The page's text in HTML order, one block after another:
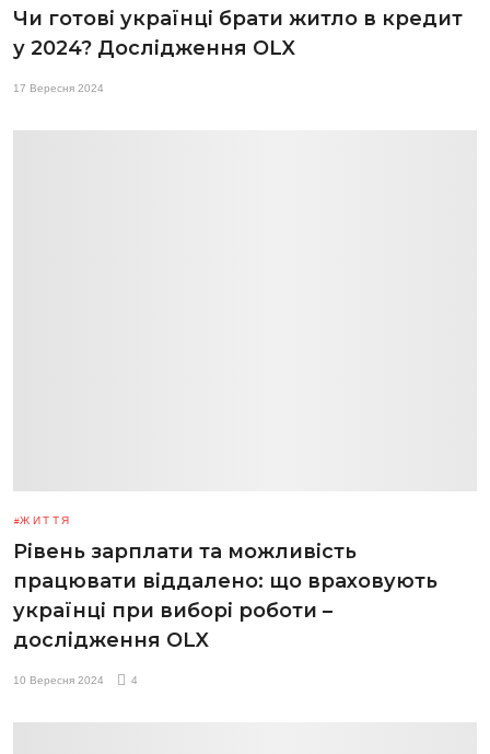
Чи готові українці брати житло в кредит
у 2024? Дослідження OLX
17 Вересня 2024
ЖИТТЯ
Рівень зарплати та можливість
працювати віддалено: що враховують
українці при виборі роботи –
дослідження OLX
10 Вересня 2024 4